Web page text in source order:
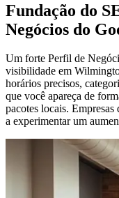
Fundação do
Negócios do
Um forte Perfil de
visibilidade em
horários precisos,
que você apareça de
pacotes locais.
a experimentar um